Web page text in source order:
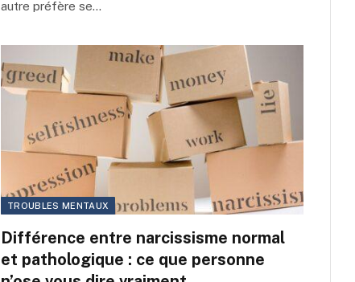
autre préfère se…
TROUBLES MENTAUX
Différence entre narcissisme normal
et pathologique : ce que personne